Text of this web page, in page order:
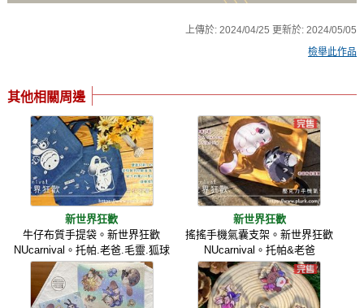
上傳於:2024/04/25 更新於:2024/05/05
檢舉此作品
其他相關周邊
新世界狂歡
牛仔布質手提袋。新世界狂歡
NUcarnival。托帕.老爸.毛靈.狐球
新世界狂歡
搖搖手機氣囊支架。新世界狂歡
NUcarnival。托帕&老爸